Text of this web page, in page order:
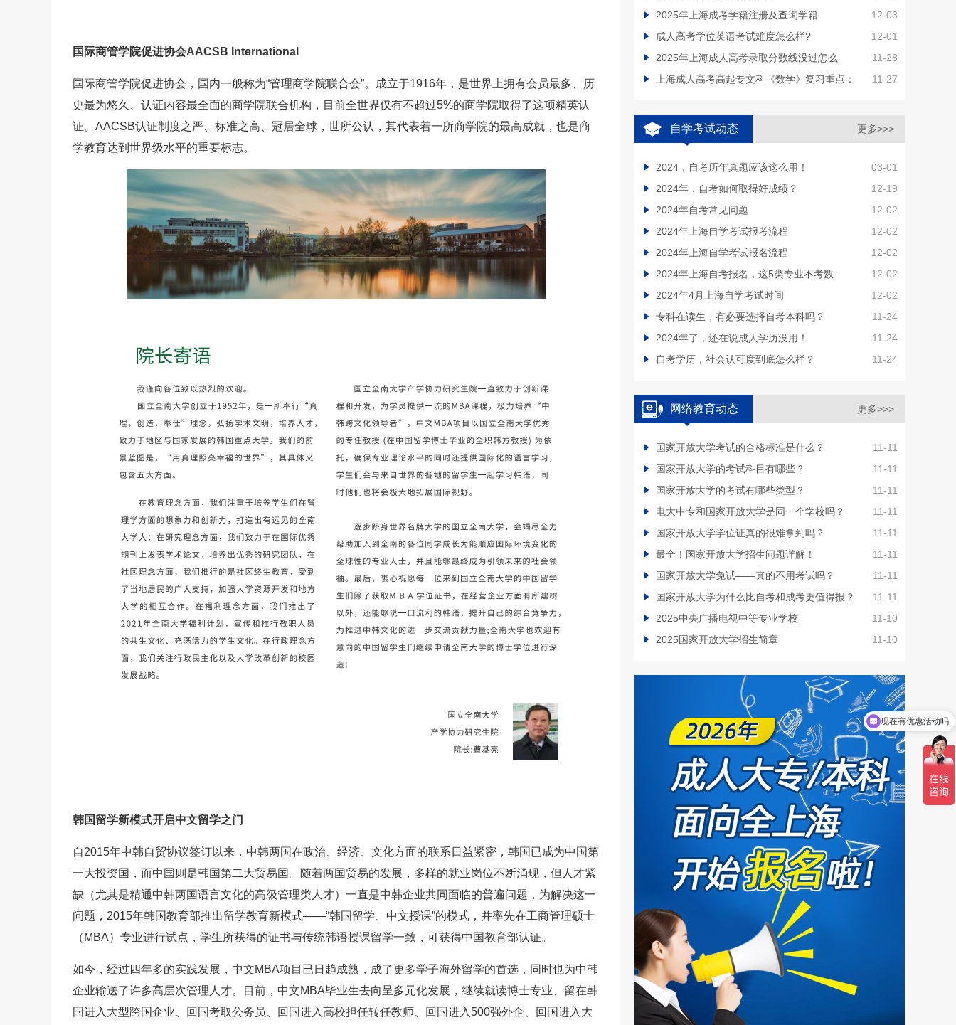
国际商管学院促进协会AACSB International
国际商管学院促进协会，国内一般称为“管理商学院联合会”。成立于1916年，是世界上拥有会员最多、历
史最为悠久、认证内容最全面的商学院联合机构，目前全世界仅有不超过5%的商学院取得了这项精英认
证。AACSB认证制度之严、标准之高、冠居全球，世所公认，其代表着一所商学院的最高成就，也是商
学教育达到世界级水平的重要标志。
韩国留学新模式开启中文留学之门
自2015年中韩自贸协议签订以来，中韩两国在政治、经济、文化方面的联系日益紧密，韩国已成为中国第
一大投资国，而中国则是韩国第二大贸易国。随着两国贸易的发展，多样的就业岗位不断涌现，但人才紧
缺（尤其是精通中韩两国语言文化的高级管理类人才）一直是中韩企业共同面临的普遍问题，为解决这一
问题，2015年韩国教育部推出留学教育新模式——“韩国留学、中文授课”的模式，并率先在工商管理硕士
（MBA）专业进行试点，学生所获得的证书与传统韩语授课留学一致，可获得中国教育部认证。
如今，经过四年多的实践发展，中文MBA项目已日趋成熟，成了更多学子海外留学的首选，同时也为中韩
企业输送了许多高层次管理人才。目前，中文MBA毕业生去向呈多元化发展，继续就读博士专业、留在韩
国进入大型跨国企业、回国考取公务员、回国进入高校担任转任教师、回国进入500强外企、回国进入大
12-03
2025年上海成考学籍注册及查询学籍
12-01
成人高考学位英语考试难度怎么样?
11-28
2025年上海成人高考录取分数线没过怎么
11-27
上海成人高考高起专文科《数学》复习重点：
自学考试动态 更多>>>
03-01
2024，自考历年真题应该这么用！
12-19
2024年，自考如何取得好成绩？
12-02
2024年自考常见问题
12-02
2024年上海自学考试报考流程
12-02
2024年上海自学考试报名流程
12-02
2024年上海自考报名，这5类专业不考数
12-02
2024年4月上海自学考试时间
11-24
专科在读生，有必要选择自考本科吗？
11-24
2024年了，还在说成人学历没用！
11-24
自考学历，社会认可度到底怎么样？
网络教育动态 更多>>>
11-11
国家开放大学考试的合格标准是什么？
11-11
国家开放大学的考试科目有哪些？
11-11
国家开放大学的考试有哪些类型？
11-11
电大中专和国家开放大学是同一个学校吗？
11-11
国家开放大学学位证真的很难拿到吗？
11-11
最全！国家开放大学招生问题详解！
11-11
国家开放大学免试——真的不用考试吗？
11-11
国家开放大学为什么比自考和成考更值得报？
11-10
2025中央广播电视中等专业学校
11-10
2025国家开放大学招生简章
可以介绍下你们的产品么
现在有优惠活动吗